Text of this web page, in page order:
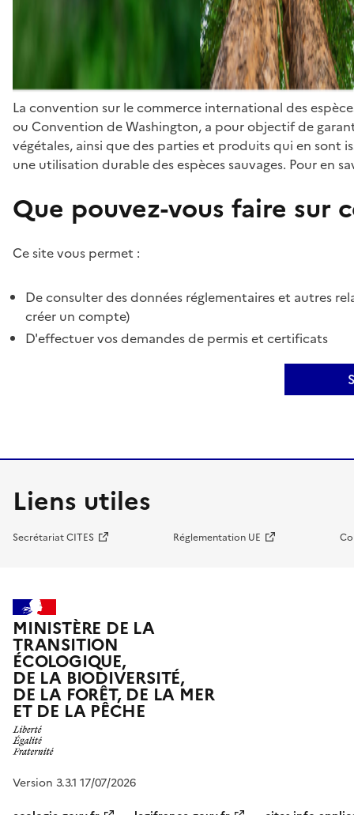
La convention sur le commerce international des
ou Convention de Washington, a pour objectif de
végétales, ainsi que des parties et produits qui en sont
une utilisation durable des espèces sauvages. Pour en
Que pouvez-vous faire sur
Ce site vous permet :
De consulter des données réglementaires et autres
créer un compte)
D'effectuer vos demandes de permis et certificats
Liens utiles
Secrétariat CITES Réglementation UE
MINISTÈRE DE LA
TRANSITION
ÉCOLOGIQUE,
DE LA BIODIVERSITÉ,
DE LA FORÊT, DE LA MER
ET DE LA PÊCHE
Version 3.3.1 17/07/2026